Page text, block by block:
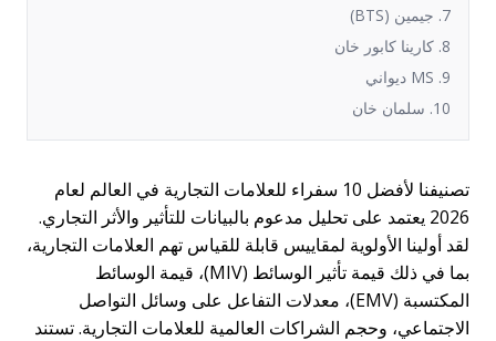
7. جيمين (BTS)
8. كارينا كابور خان
9. MS ديواني
10. سلمان خان
تصنيفنا لأفضل 10 سفراء للعلامات التجارية في العالم لعام
2026 يعتمد على تحليل مدعوم بالبيانات للتأثير والأثر التجاري.
لقد أولينا الأولوية لمقاييس قابلة للقياس تهم العلامات التجارية،
بما في ذلك قيمة تأثير الوسائط (MIV)، قيمة الوسائط
المكتسبة (EMV)، معدلات التفاعل على وسائل التواصل
الاجتماعي، وحجم الشراكات العالمية للعلامات التجارية. تستند